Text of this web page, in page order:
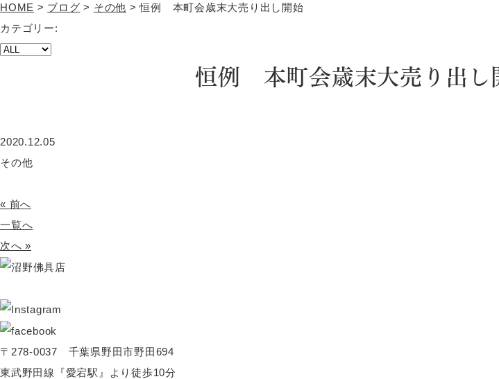
HOME > ブログ > その他 >恒例 本町会歳末大売り出し開始
カテゴリー:
恒例 本町会歳末大売り出し
2020.12.05
その他
« 前へ
一覧へ
次へ »
〒278-0037 千葉県野田市野田694
東武野田線『愛宕駅』より徒歩10分